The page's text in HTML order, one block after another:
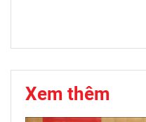
Xem thêm